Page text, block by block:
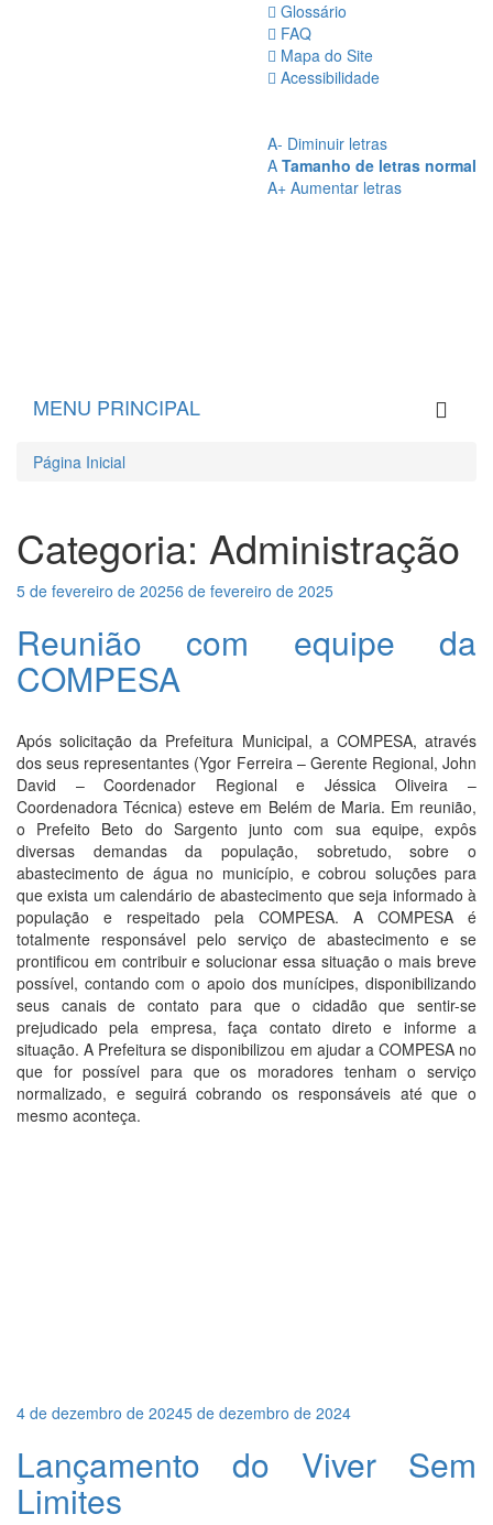
Glossário
FAQ
Mapa do Site
Acessibilidade
A- Diminuir letras
A Tamanho de letras normal
A+ Aumentar letras
MENU PRINCIPAL
Página Inicial
Categoria: Administração
Publicado
5 de fevereiro de 20256 de fevereiro de 2025
Reunião com equipe da
COMPESA
Após solicitação da Prefeitura Municipal, a COMPESA, através
dos seus representantes (Ygor Ferreira – Gerente Regional, John
David – Coordenador Regional e Jéssica Oliveira –
Coordenadora Técnica) esteve em Belém de Maria. Em reunião,
o Prefeito Beto do Sargento junto com sua equipe, expôs
diversas demandas da população, sobretudo, sobre o
abastecimento de água no município, e cobrou soluções para
que exista um calendário de abastecimento que seja informado à
população e respeitado pela COMPESA. A COMPESA é
totalmente responsável pelo serviço de abastecimento e se
prontificou em contribuir e solucionar essa situação o mais breve
possível, contando com o apoio dos munícipes, disponibilizando
seus canais de contato para que o cidadão que sentir-se
prejudicado pela empresa, faça contato direto e informe a
situação. A Prefeitura se disponibilizou em ajudar a COMPESA no
que for possível para que os moradores tenham o serviço
normalizado, e seguirá cobrando os responsáveis até que o
mesmo aconteça.
Publicado
4 de dezembro de 20245 de dezembro de 2024
Lançamento do Viver Sem
Limites